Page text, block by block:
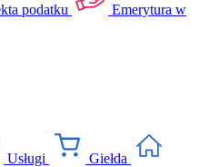
podatku
Emerytura w
Usługi Giełda